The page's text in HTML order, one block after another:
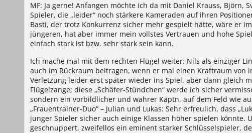
MF: Ja gerne! Anfangen möchte ich da mit Daniel Krauss, Björn,
Spieler, die „leider“ noch stärkere Kameraden auf ihren
Basti, der trotz Konkurrenz sicher mehr gespielt hätte, wäre er
jüngeren, hat aber immer mein vollstes Vertrauen und hohe
einfach stark ist bzw. sehr stark sein kann.
Ich mache mal mit dem rechten Flügel weiter: Nils als einziger
auch im Rückraum beitragen, wenn er mal einen Kraftraum
Verletzung leider erst später wieder ins Spiel, aber dann gleich
Flügelzange; diese „Schäfer-Stündchen“ werde ich sicher
sondern ein vorbildlicher und wahrer Käptn, auf dem Feld wie
„Frauentrainer-Duo“ – Julian und Lukas: Sehr erfreulich, dass
junger Spieler sicher auch einige Klassen höher spielen könnte.
geschnuppert, zweifellos ein eminent starker Schlüsselspieler,